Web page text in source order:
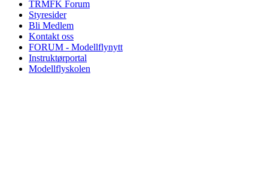
TRMFK Forum
Styresider
Bli Medlem
Kontakt oss
FORUM - Modellflynytt
Instruktørportal
Modellflyskolen